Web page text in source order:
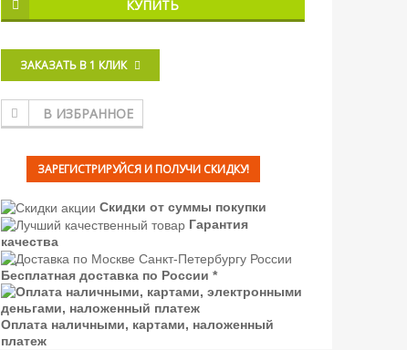
КУПИТЬ
ЗАКАЗАТЬ В 1 КЛИК
В ИЗБРАННОЕ
ЗАРЕГИСТРИРУЙСЯ И ПОЛУЧИ СКИДКУ!
Скидки от суммы покупки
Гарантия
качества
Бесплатная доставка по России *
Оплата наличными, картами, наложенный
платеж